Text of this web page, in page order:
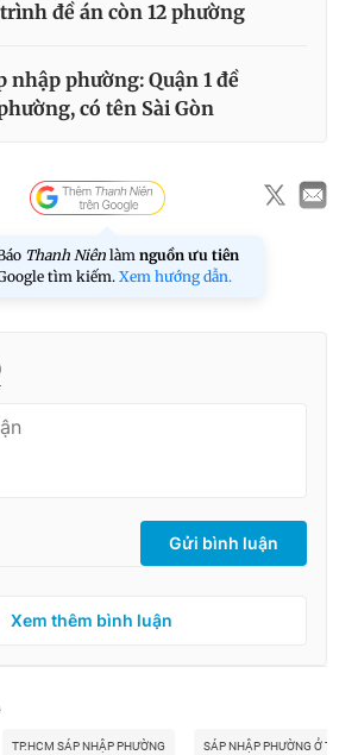
đề án còn 12 phường
nhập phường: Quận 1 đề
có tên Sài Gòn
Thanh Niên làm nguồn ưu tiên
tìm kiếm.Xem hướng dẫn.
Gửi bình luận
Xem thêm bình luận
TP.HCM SÁP NHẬP PHƯỜNG SÁP NHẬP PHƯỜNG Ở